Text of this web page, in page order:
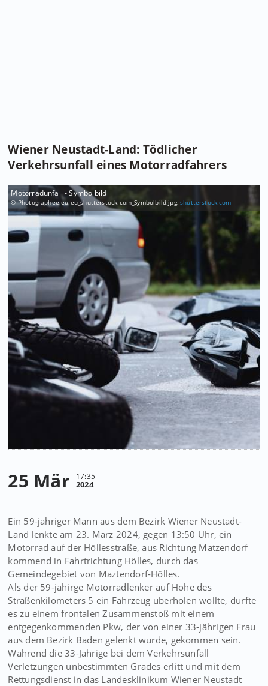
Wiener Neustadt-Land: Tödlicher
Verkehrsunfall eines Motorradfahrers
Motorradunfall - Symbolbild
© Photographee.eu.eu_shutterstock.com_Symbolbild.jpg,shutterstock.com
25 Mär 17:35
2024
Ein 59-jähriger Mann aus dem Bezirk Wiener Neustadt-
Land lenkte am 23. März 2024, gegen 13:50 Uhr, ein
Motorrad auf der Höllesstraße, aus Richtung Matzendorf
kommend in Fahrtrichtung Hölles, durch das
Gemeindegebiet von Maztendorf-Hölles.
Als der 59-jähirge Motorradlenker auf Höhe des
Straßenkilometers 5 ein Fahrzeug überholen wollte, dürfte
es zu einem frontalen Zusammenstoß mit einem
entgegenkommenden Pkw, der von einer 33-jährigen Frau
aus dem Bezirk Baden gelenkt wurde, gekommen sein.
Während die 33-Jährige bei dem Verkehrsunfall
Verletzungen unbestimmten Grades erlitt und mit dem
Rettungsdienst in das Landesklinikum Wiener Neustadt